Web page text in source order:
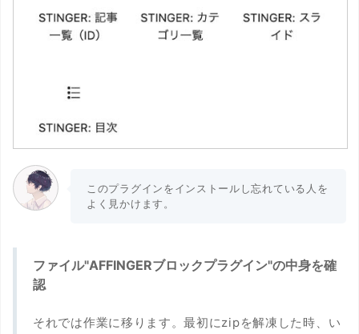
このプラグインをインストールし忘れている人を
よく見かけます。
ファイル"AFFINGERブロックプラグイン"の中身を確
認
それでは作業に移ります。最初にzipを解凍した時、い